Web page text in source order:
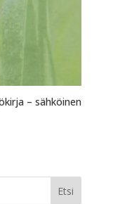
– sähköinen
Etsi